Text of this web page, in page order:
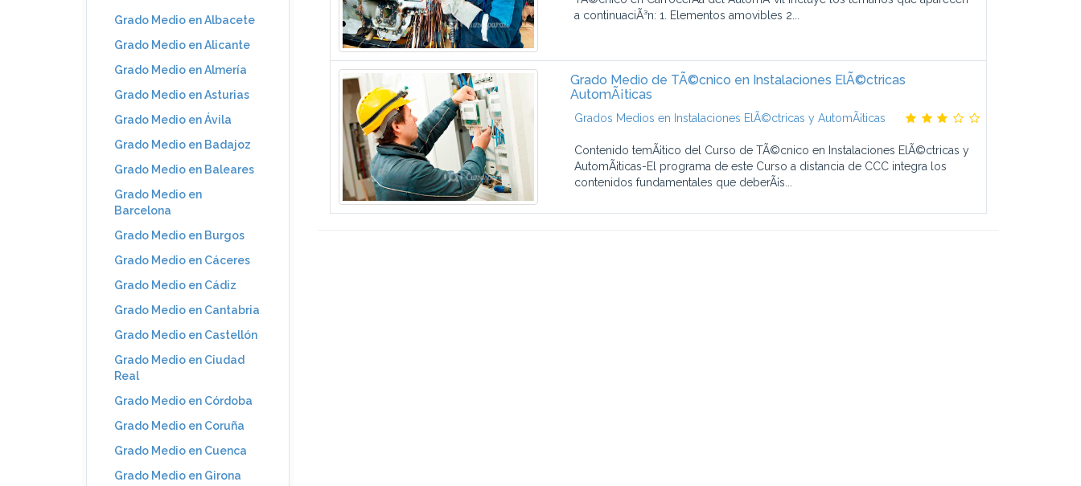
Grado Medio en Albacete
Grado Medio en Alicante
Grado Medio en Almería
Grado Medio en Asturias
Grado Medio en Ávila
Grado Medio en Badajoz
Grado Medio en Baleares
Grado Medio en
Barcelona
Grado Medio en Burgos
Grado Medio en Cáceres
Grado Medio en Cádiz
Grado Medio en Cantabria
Grado Medio en Castellón
Grado Medio en Ciudad
Real
Grado Medio en Córdoba
Grado Medio en Coruña
Grado Medio en Cuenca
Grado Medio en Girona
a continuaciÃ³n: 1. Elementos amovibles 2...
Grado Medio de TÃ©cnico en Instalaciones ElÃ©ctricas
AutomÃ¡ticas
Grados Medios en Instalaciones ElÃ©ctricas y AutomÃ¡ticas
Contenido temÃ¡tico del Curso de TÃ©cnico en Instalaciones ElÃ©ctricas y
AutomÃ¡ticas-El programa de este Curso a distancia de CCC integra los
contenidos fundamentales que deberÃ¡s...